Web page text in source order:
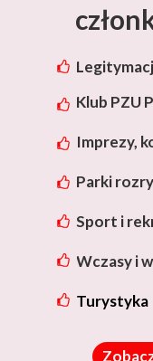
Klub PZU
Imprezy,
Parki
Sport i
Wczasy i
Turystyka